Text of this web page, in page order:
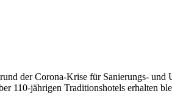
der Corona-Krise für Sanierungs-
110-jährigen Traditionshotels erhalten